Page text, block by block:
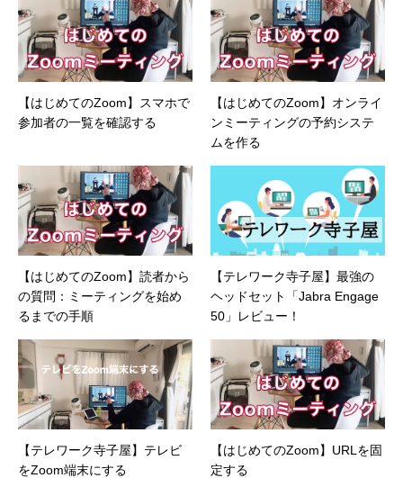
【はじめてのZoom】スマホで
参加者の一覧を確認する
【はじめてのZoom】オンライ
ンミーティングの予約システ
ムを作る
【はじめてのZoom】読者から
の質問：ミーティングを始め
るまでの手順
【テレワーク寺子屋】最強の
ヘッドセット「Jabra Engage
50」レビュー！
【テレワーク寺子屋】テレビ
をZoom端末にする
【はじめてのZoom】URLを固
定する